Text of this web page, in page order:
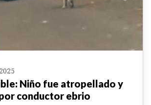
Niño fue atropellado y
conductor ebrio